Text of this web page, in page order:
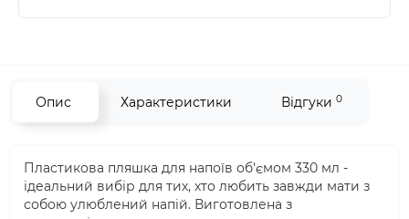
Опис Характеристики Відгуки 0
Пластикова пляшка для напоїв об'ємом 330 мл -
ідеальний вибір для тих, хто любить завжди мати з
собою улюблений напій. Виготовлена з